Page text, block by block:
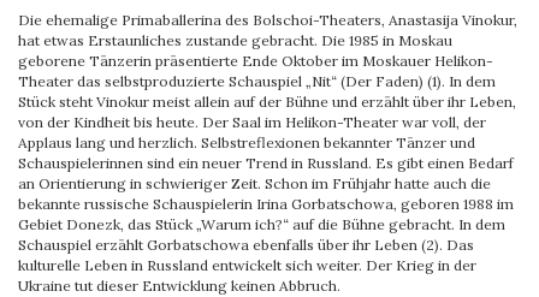
Die ehemalige Primaballerina des Bolschoi-Theaters, Anastasija Vinokur,
hat etwas Erstaunliches zustande gebracht. Die 1985 in Moskau
geborene Tänzerin präsentierte Ende Oktober im Moskauer Helikon-
Theater das selbstproduzierte Schauspiel „Nit“ (Der Faden) (1). In dem
Stück steht Vinokur meist allein auf der Bühne und erzählt über ihr Leben,
von der Kindheit bis heute. Der Saal im Helikon-Theater war voll, der
Applaus lang und herzlich. Selbstreflexionen bekannter Tänzer und
Schauspielerinnen sind ein neuer Trend in Russland. Es gibt einen Bedarf
an Orientierung in schwieriger Zeit. Schon im Frühjahr hatte auch die
bekannte russische Schauspielerin Irina Gorbatschowa, geboren 1988 im
Gebiet Donezk, das Stück „Warum ich?“ auf die Bühne gebracht. In dem
Schauspiel erzählt Gorbatschowa ebenfalls über ihr Leben (2). Das
kulturelle Leben in Russland entwickelt sich weiter. Der Krieg in der
Ukraine tut dieser Entwicklung keinen Abbruch.